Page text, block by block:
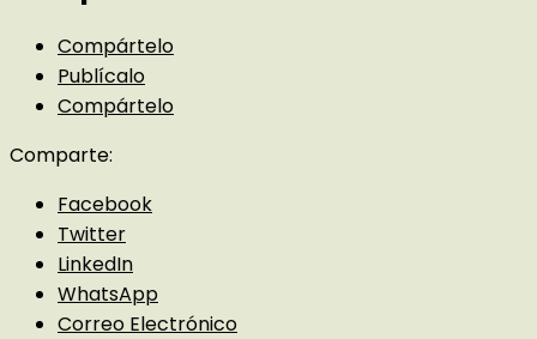
Compártelo
Publícalo
Compártelo
Comparte:
Facebook
Twitter
LinkedIn
WhatsApp
Correo Electrónico